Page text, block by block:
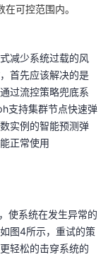
可控范围内。
减少系统过载的风
首先应该解决的是
过流控策略兜底系
支持集群节点快速弹
实例的智能预测弹
正常使用
使系统在发生异常的
图4所示，重试的策
轻松的击穿系统的